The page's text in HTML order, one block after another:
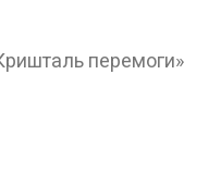
перемоги»